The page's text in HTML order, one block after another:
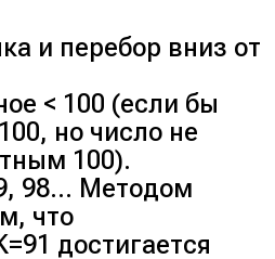
и перебор вниз от
< 100 (если бы
но число не
100).
98… Методом
что
достигается